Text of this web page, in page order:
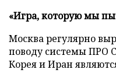
«Игра, которую мы
Москва регулярно
поводу системы ПРО
Корея и Иран